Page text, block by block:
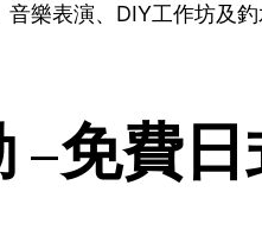
樂表演、DIY工作坊及
–免費